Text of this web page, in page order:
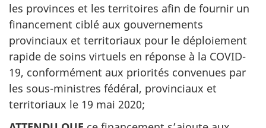
les provinces et les territoires afin de fournir un
financement ciblé aux gouvernements
provinciaux et territoriaux pour le déploiement
rapide de soins virtuels en réponse à la COVID-
19, conformément aux priorités convenues par
les sous-ministres fédéral, provinciaux et
territoriaux le 19 mai 2020;